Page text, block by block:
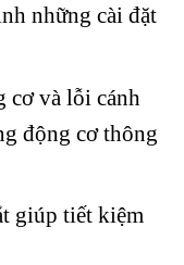
những cài đặt
cơ và lỗi cánh
động cơ thông
giúp tiết kiệm